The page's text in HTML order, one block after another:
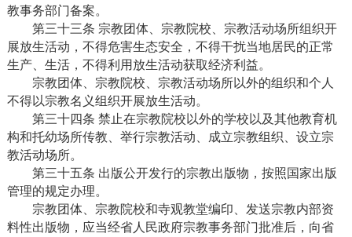
教事务部门备案。
第三十三条 宗教团体、宗教院校、宗教活动场所组织开
展放生活动，不得危害生态安全，不得干扰当地居民的正常
生产、生活，不得利用放生活动获取经济利益。
宗教团体、宗教院校、宗教活动场所以外的组织和个人
不得以宗教名义组织开展放生活动。
第三十四条 禁止在宗教院校以外的学校以及其他教育机
构和托幼场所传教、举行宗教活动、成立宗教组织、设立宗
教活动场所。
第三十五条 出版公开发行的宗教出版物，按照国家出版
管理的规定办理。
宗教团体、宗教院校和寺观教堂编印、发送宗教内部资
料性出版物，应当经省人民政府宗教事务部门批准后，向省